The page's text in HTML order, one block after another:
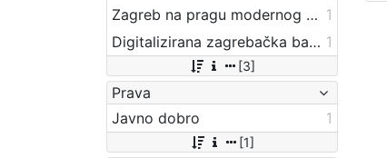
Zagreb na pragu modernog doba 1
Digitalizirana zagrebačka baština 1
[3]
Prava
Javno dobro
1
[1]